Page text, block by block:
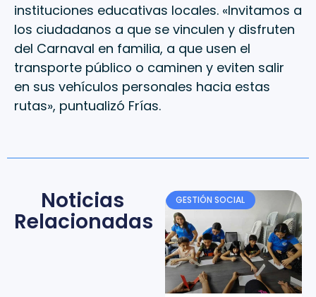
instituciones educativas locales. «Invitamos a
los ciudadanos a que se vinculen y disfruten
del Carnaval en familia, a que usen el
transporte público o caminen y eviten salir
en sus vehículos personales hacia estas
rutas», puntualizó Frías.
Noticias
Relacionadas
GESTIÓN SOCIAL